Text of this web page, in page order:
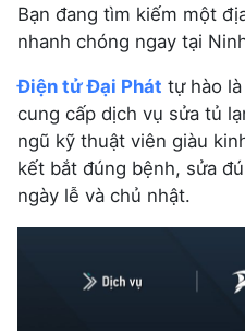
Bạn đang tìm kiếm một
nhanh chóng ngay tại
Điện tử Đại Phát tự hào
cung cấp dịch vụ sửa tủ
ngũ kỹ thuật viên giàu
kết bắt đúng bệnh, sửa
ngày lễ và chủ nhật.